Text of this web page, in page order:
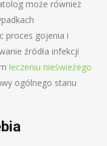
może również
proces gojenia i
źródła infekcji
leczeniu nieświeżego
ogólnego stanu